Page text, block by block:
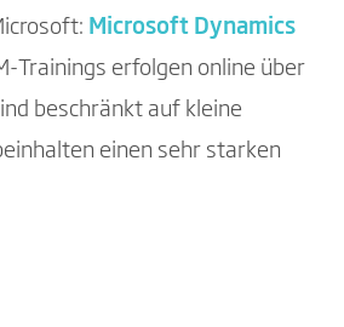
Microsoft Dynamics
Trainings erfolgen online über
beschränkt auf kleine
einen sehr starken